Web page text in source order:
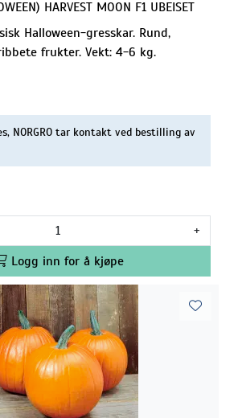
HARVEST MOON F1 UBEISET
Halloween-gresskar. Rund,
frukter. Vekt: 4-6 kg.
NORGRO tar kontakt ved bestilling av
+
Logg inn for å kjøpe